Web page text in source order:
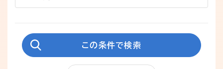
この条件で検索